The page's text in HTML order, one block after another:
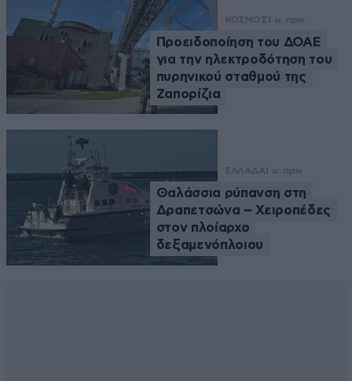
ΚΟΣΜΟΣ 1 ω. πριν
Προειδοποίηση του ΔΟΑΕ
για την ηλεκτροδότηση του
πυρηνικού σταθμού της
Ζαπορίζια
ΕΛΛΑΔΑ 1 ω. πριν
Θαλάσσια ρύπανση στη
Δραπετσώνα – Χειροπέδες
στον πλοίαρχο
δεξαμενόπλοιου